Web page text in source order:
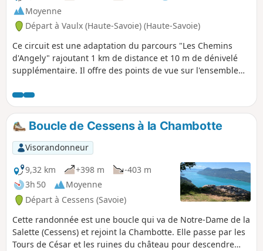
Moyenne
Départ à Vaulx (Haute-Savoie) (Haute-Savoie)
Ce circuit est une adaptation du parcours "Les Chemins
d'Angely" rajoutant 1 km de distance et 10 m de dénivelé
supplémentaire. Il offre des points de vue sur l'ensemble
Chartreuse et Belledonne, comme un 360°. Et par temps
clair, le Mont Blanc veille sur toute votre trace.
Boucle de Cessens à la Chambotte
Visorandonneur
9,32 km
+398 m
-403 m
3h 50
Moyenne
Départ à Cessens (Savoie)
Cette randonnée est une boucle qui va de Notre-Dame de la
Salette (Cessens) et rejoint la Chambotte. Elle passe par les
Tours de César et les ruines du château pour descendre